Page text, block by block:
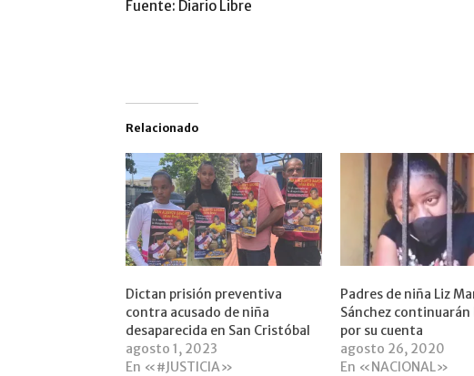
Fuente: Diario Libre
Relacionado
Dictan prisión preventiva
contra acusado de niña
desaparecida en San Cristóbal
agosto 1, 2023
En «#JUSTICIA»
Padres de niña Liz
Sánchez continuarán
por su cuenta
agosto 26, 2020
En «NACIONAL»